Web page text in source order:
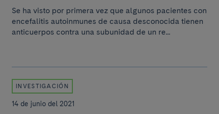
Se ha visto por primera vez que algunos pacientes con
encefalitis autoinmunes de causa desconocida tienen
anticuerpos contra una subunidad de un re...
INVESTIGACIÓN
14 de junio del 2021